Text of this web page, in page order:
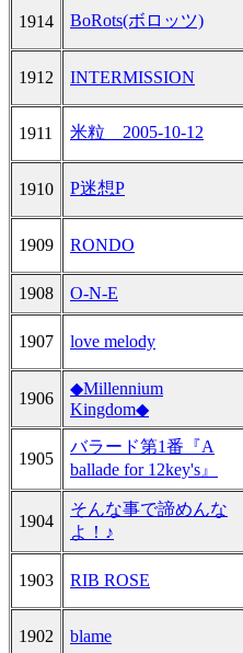
1914 BoRots(ボロッツ)
1912 INTERMISSION
1911 米粒 2005-10-12
1910 P迷想P
1909 RONDO
1908 O-N-E
1907 love melody
1906
◆Millennium
Kingdom◆
1905
バラード第1番『A
ballade for 12key's』
1904
そんな事で諦めんな
よ！♪
1903 RIB ROSE
1902 blame